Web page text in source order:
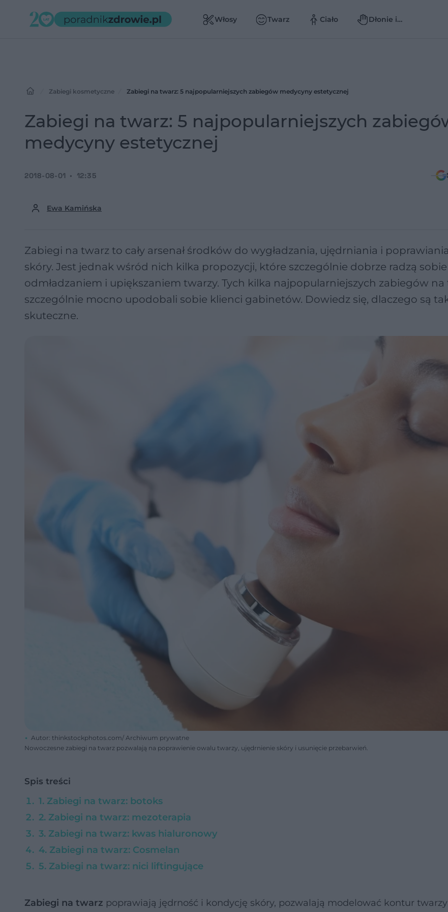
Włosy Twarz Ciało
Dłonie i
Zabiegi kosmetyczne Zabiegi na twarz: 5 najpopularniejszych zabiegów medycyny estetycznej
Zabiegi na twarz: 5 najpopularniejszych
medycyny estetycznej
Ewa Kamińska
2018-08-01 12:35
Zabiegi na twarz to cały arsenał środków do wygładzania, ujędrniania i
skóry. Jest jednak wśród nich kilka propozycji, które szczególnie dobrze radzą sobie
odmładzaniem i upiększaniem twarzy. Tych kilka najpopularniejszych zabiegów na
szczególnie mocno upodobali sobie klienci gabinetów. Dowiedz się, dlaczego są
skuteczne.
Autor: thinkstockphotos.com/ Archiwum prywatne
Nowoczesne zabiegi na twarz pozwalają na poprawienie owalu twarzy, ujędrnienie skóry i usunięcie przebarwień.
Spis treści
1. Zabiegi na twarz: botoks
2. Zabiegi na twarz: mezoterapia
3. Zabiegi na twarz: kwas hialuronowy
4. Zabiegi na twarz: Cosmelan
5. Zabiegi na twarz: nici liftingujące
Zabiegi na twarz poprawiają jędrność i kondycję skóry, pozwalają modelować kontur